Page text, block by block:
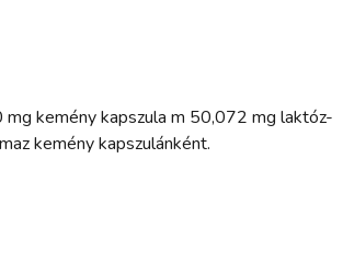
mg kemény kapszula m 50,072 mg laktóz-
kemény kapszulánként.